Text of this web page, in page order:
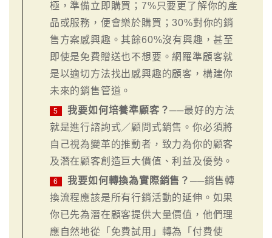
極，準備立即購買；7%只要更了解你的產
品或服務，便會樂於購買；30%對你的銷
售方案感興趣。其餘60%沒有興趣，甚至
即使是免費贈送也不想要。網羅準顧客就
是以適切方法找出感興趣的顧客，構建你
未來的銷售管道。
5 我要如何培養準顧客？──最好的方法
就是進行諮詢式／顧問式銷售。你必須將
自己視為變革的推動者，致力為你的顧客
及潛在顧客創造巨大價值、利益及優勢。
6 我要如何轉換為實際銷售？ ──銷售轉
換流程應該是所有行銷活動的延伸。如果
你已先為潛在顧客提供大量價值，他們理
應自然地從「免費試用」轉為「付費使